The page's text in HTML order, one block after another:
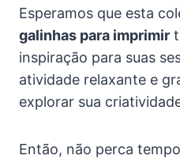
Esperamos que esta
galinhas para imprimir
inspiração para suas
atividade relaxante e
explorar sua
Então, não perca